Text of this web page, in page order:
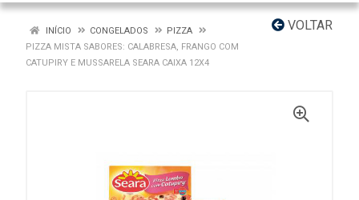
VOLTAR
INÍCIO CONGELADOS
PIZZA
PIZZA MISTA SABORES: CALABRESA, FRANGO COM
CATUPIRY E MUSSARELA SEARA CAIXA 12X4